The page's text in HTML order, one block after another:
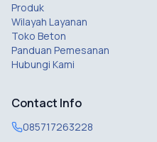
Produk
Wilayah Layanan
Toko Beton
Panduan Pemesanan
Hubungi Kami
Contact Info
085717263228